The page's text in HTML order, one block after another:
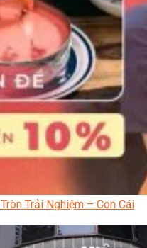
Trải Nghiệm – Con Cái